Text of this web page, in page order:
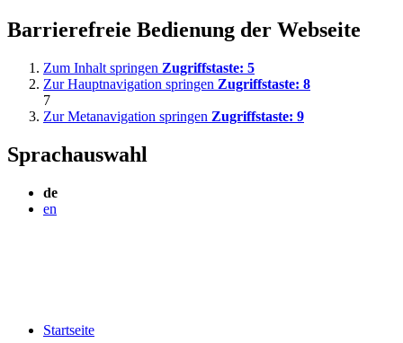
Barrierefreie Bedienung der Webseite
Zum Inhalt springen Zugriffstaste: 5
Zur Hauptnavigation springen Zugriffstaste: 8
7
Zur Metanavigation springen Zugriffstaste: 9
Sprachauswahl
de
en
Startseite